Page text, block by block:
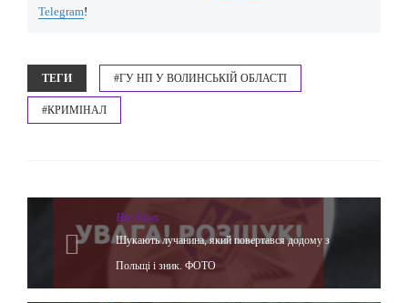
Telegram!
ТЕГИ #ГУ НП У ВОЛИНСЬКІЙ ОБЛАСТІ
#КРИМІНАЛ
Hot News
Шукають лучанина, який повертався додому з
Польщі і зник. ФОТО